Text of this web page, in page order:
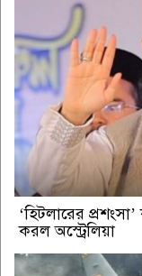
‘হিটলারের
করল অস্ট্রেলিয়া